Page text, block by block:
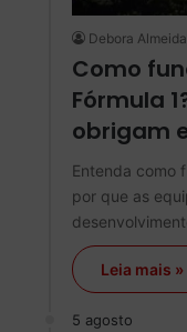
Debora Almeida
Como
Fórmula
obrigam
Entenda como
por que as
Leia mais »
5 agosto